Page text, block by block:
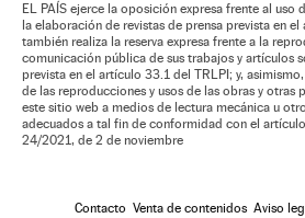
EL PAÍS ejerce la oposición expresa frente al uso
la elaboración de revistas de prensa prevista en
también realiza la reserva expresa frente a la
comunicación pública de sus trabajos y artículos
prevista en el artículo 33.1 del TRLPI; y,
de las reproducciones y usos de las obras y otras
este sitio web a medios de lectura mecánica u
adecuados a tal fin de conformidad con el
24/2021, de 2 de noviembre
Contacto Venta de contenidos Aviso